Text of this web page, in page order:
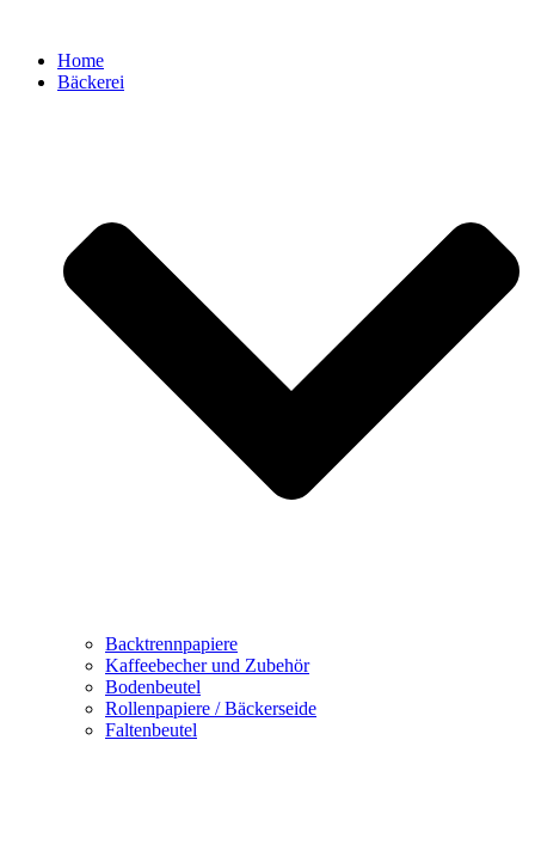
springenHome
Bäckerei
Backtrennpapiere
Kaffeebecher und Zubehör
Bodenbeutel
Rollenpapiere / Bäckerseide
Faltenbeutel